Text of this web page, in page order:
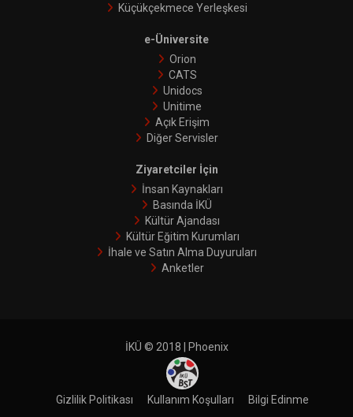
Küçükçekmece Yerleşkesi
e-Üniversite
Orion
CATS
Unidocs
Unitime
Açık Erişim
Diğer Servisler
Ziyaretciler İçin
İnsan Kaynakları
Basında İKÜ
Kültür Ajandası
Kültür Eğitim Kurumları
İhale ve Satın Alma Duyuruları
Anketler
İKÜ © 2018 | Phoenix
Gizlilik Politikası Kullanım Koşulları Bilgi Edinme